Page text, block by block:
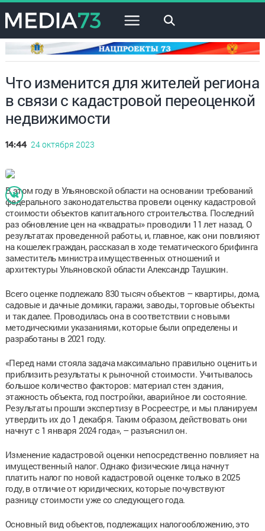
×
Что изменится для жителей региона
в связи с кадастровой переоценкой
недвижимости
14:44 24 октября 2023
В этом году в Ульяновской области на основании требований
федерального законодательства провели оценку кадастровой
стоимости объектов капитального строительства. Последний
раз обновление цен на «квадраты» проводили 11 лет назад. О
результатах проведенной работы, и, главное, как они повлияют
на кошелек граждан, рассказал в ходе тематического брифинга
заместитель министра имущественных отношений и
архитектуры Ульяновской области Александр Таушкин.
Всего оценке подлежало 830 тысяч объектов – квартиры, дома,
садовые и дачные домики, гаражи, заводы, торговые объекты
и так далее. Проводилась она в соответствии с новыми
методическими указаниями, которые были определены и
разработаны в 2021 году.
«Перед нами стояла задача максимально правильно оценить и
приблизить результаты к рыночной стоимости. Учитывалось
большое количество факторов: материал стен здания,
этажность объекта, год постройки, аварийное ли состояние.
Результаты прошли экспертизу в Росреестре, и мы планируем
утвердить их до 1 декабря. Таким образом, действовать они
начнут с 1 января 2024 года», – разъяснил он.
Изменение кадастровой оценки непосредственно повлияет на
имущественный налог. Однако физические лица начнут
платить налог по новой кадастровой оценке только в 2025
году, в отличие от юридических, которые почувствуют
разницу стоимости уже со следующего года.
Основный вид объектов, подлежащих налогообложению, это